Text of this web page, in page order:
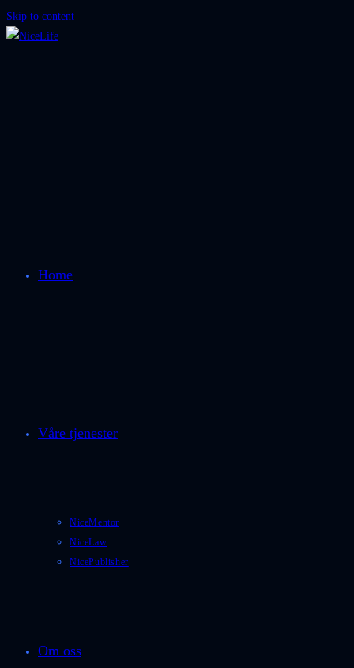
Skip to content
Home
Våre tjenester
NiceMentor
NiceLaw
NicePublisher
Om oss